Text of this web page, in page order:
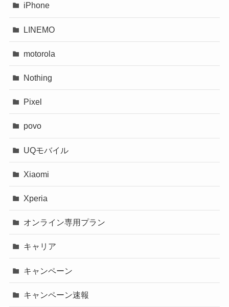
iPhone
LINEMO
motorola
Nothing
Pixel
povo
UQモバイル
Xiaomi
Xperia
オンライン専用プラン
キャリア
キャンペーン
キャンペーン速報